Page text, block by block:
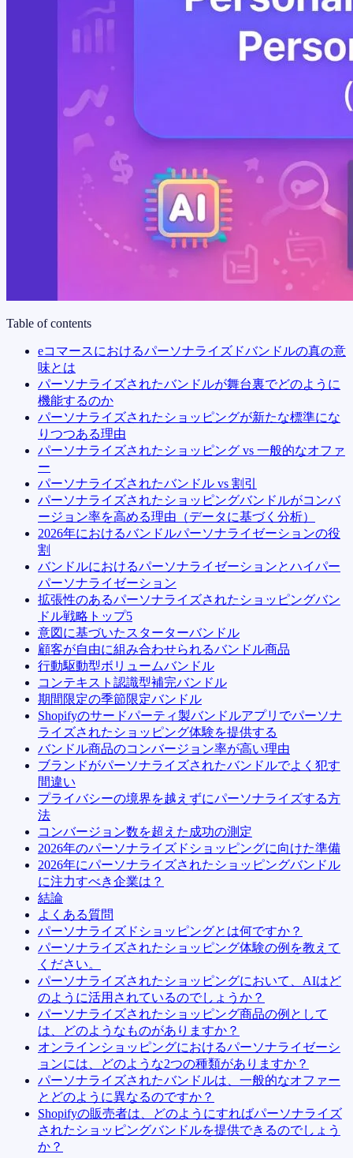
Table of contents
eコマースにおけるパーソナライズドバンドルの真の意
味とは
パーソナライズされたバンドルが舞台裏でどのように
機能するのか
パーソナライズされたショッピングが新たな標準にな
りつつある理由
パーソナライズされたショッピング vs 一般的なオファ
ー
パーソナライズされたバンドル vs 割引
パーソナライズされたショッピングバンドルがコンバ
ージョン率を高める理由（データに基づく分析）
2026年におけるバンドルパーソナライゼーションの役
割
バンドルにおけるパーソナライゼーションとハイパー
パーソナライゼーション
拡張性のあるパーソナライズされたショッピングバン
ドル戦略トップ5
意図に基づいたスターターバンドル
顧客が自由に組み合わせられるバンドル商品
行動駆動型ボリュームバンドル
コンテキスト認識型補完バンドル
期間限定の季節限定バンドル
Shopifyのサードパーティ製バンドルアプリでパーソナ
ライズされたショッピング体験を提供する
バンドル商品のコンバージョン率が高い理由
ブランドがパーソナライズされたバンドルでよく犯す
間違い
プライバシーの境界を越えずにパーソナライズする方
法
コンバージョン数を超えた成功の測定
2026年のパーソナライズドショッピングに向けた準備
2026年にパーソナライズされたショッピングバンドル
に注力すべき企業は？
結論
よくある質問
パーソナライズドショッピングとは何ですか？
パーソナライズされたショッピング体験の例を教えて
ください。
パーソナライズされたショッピングにおいて、AIはど
のように活用されているのでしょうか？
パーソナライズされたショッピング商品の例として
は、どのようなものがありますか？
オンラインショッピングにおけるパーソナライゼーシ
ョンには、どのような2つの種類がありますか？
パーソナライズされたバンドルは、一般的なオファー
とどのように異なるのですか？
Shopifyの販売者は、どのようにすればパーソナライズ
されたショッピングバンドルを提供できるのでしょう
か？